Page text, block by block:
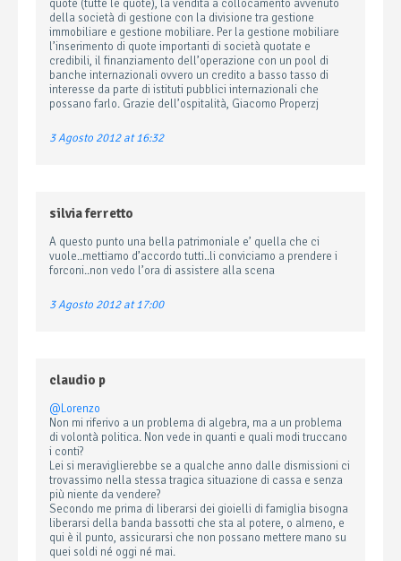
quote (tutte le quote), la vendita a collocamento avvenuto
della società di gestione con la divisione tra gestione
immobiliare e gestione mobiliare. Per la gestione mobiliare
l’inserimento di quote importanti di società quotate e
credibili, il finanziamento dell’operazione con un pool di
banche internazionali ovvero un credito a basso tasso di
interesse da parte di istituti pubblici internazionali che
possano farlo. Grazie dell’ospitalità, Giacomo Properzj
3 Agosto 2012 at 16:32
silvia ferretto
A questo punto una bella patrimoniale e’ quella che ci
vuole..mettiamo d’accordo tutti..li conviciamo a prendere i
forconi..non vedo l’ora di assistere alla scena
3 Agosto 2012 at 17:00
claudio p
@Lorenzo
Non mi riferivo a un problema di algebra, ma a un problema
di volontà politica. Non vede in quanti e quali modi truccano
i conti?
Lei si meraviglierebbe se a qualche anno dalle dismissioni ci
trovassimo nella stessa tragica situazione di cassa e senza
più niente da vendere?
Secondo me prima di liberarsi dei gioielli di famiglia bisogna
liberarsi della banda bassotti che sta al potere, o almeno, e
qui è il punto, assicurarsi che non possano mettere mano su
quei soldi né oggi né mai.